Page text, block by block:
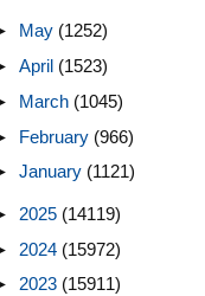
May (1252)
April (1523)
March (1045)
February (966)
January (1121)
2025 (14119)
2024 (15972)
2023 (15911)